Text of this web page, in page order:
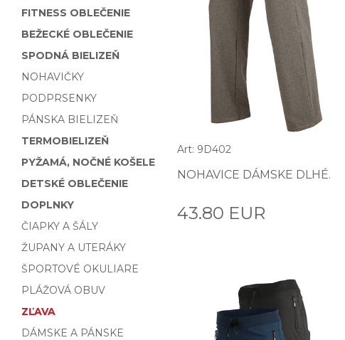
FITNESS OBLEČENIE
BEŽECKÉ OBLEČENIE
SPODNÁ BIELIZEŇ
NOHAVIČKY
PODPRSENKY
PÁNSKA BIELIZEŇ
TERMOBIELIZEŇ
PYŽAMÁ, NOČNÉ KOŠELE
DETSKÉ OBLEČENIE
DOPLNKY
ČIAPKY A ŠÁLY
ŽUPANY A UTERÁKY
ŠPORTOVÉ OKULIARE
PLÁŽOVÁ OBUV
ZĽAVA
DÁMSKE A PÁNSKE
Art: 9D402
NOHAVICE DÁMSKE DLHÉ.
43.80 EUR